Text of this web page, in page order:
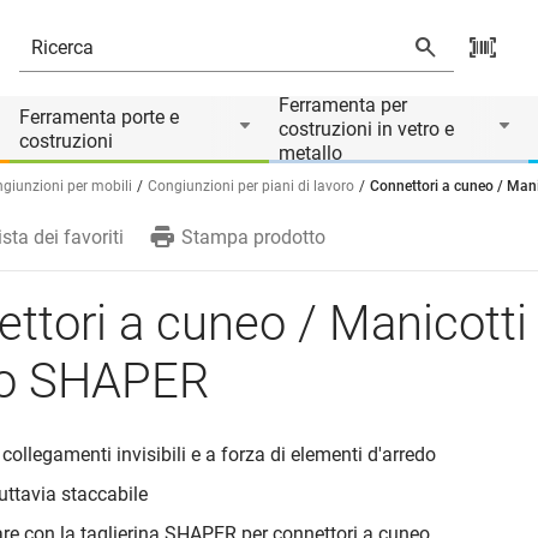
Ferramenta porte e
costruzioni
Ferramenta per
costruzioni in vetro e
metallo
per mobili Congiunzioni per piani di lavoro Connettori a cuneo /
Il prodotto è accessorio di
dei favoriti Stampa prodotto
a cuneo / Manicotti
SHAPER
invisibili e a forza di elementi d'arredo
staccabile